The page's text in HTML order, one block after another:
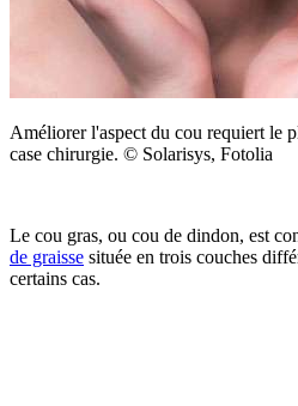
Améliorer l'aspect du cou requiert le
case chirurgie. © Solarisys, Fotolia
Le cou gras, ou cou de dindon, est
de graisse située en trois couches
certains cas.